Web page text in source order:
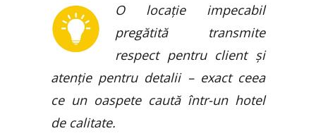
O locație impecabil
pregătită transmite
respect pentru client și
atenție pentru detalii – exact ceea
ce un oaspete caută într-un hotel
de calitate.